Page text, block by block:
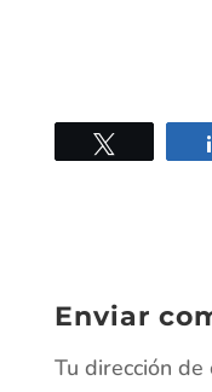
Enviar
Tu dirección